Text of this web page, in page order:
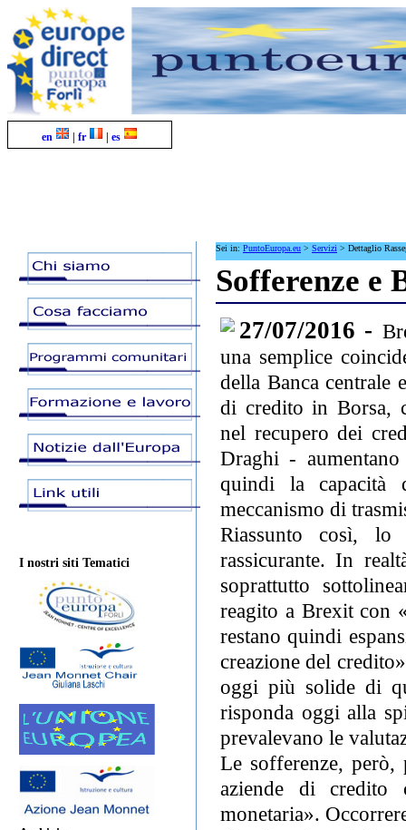
en | fr | es
I nostri siti Tematici
Sei in: PuntoEuropa.eu > Servizi > Dettaglio
Sofferenze e
27/07/2016 -
una semplice
della Banca centrale
di credito in Borsa,
nel recupero dei
Draghi -
quindi la capacità
meccanismo di
Riassunto così,
rassicurante. In
soprattutto
reagito a Brexit con
restano quindi
creazione del
oggi più solide di
risponda oggi alla
prevalevano le
Le sofferenze,
aziende di credito
monetaria».